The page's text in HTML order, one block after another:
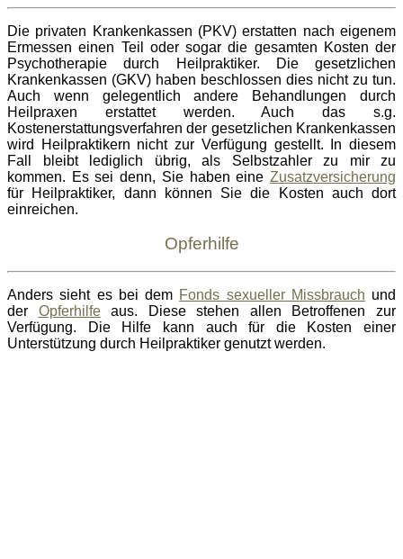
Die privaten Krankenkassen (PKV) erstatten nach eigenem
Ermessen einen Teil oder sogar die gesamten Kosten der
Psychotherapie durch Heilpraktiker. Die gesetzlichen
Krankenkassen (GKV) haben beschlossen dies nicht zu tun.
Auch wenn gelegentlich andere Behandlungen durch
Heilpraxen erstattet werden. Auch das s.g.
Kostenerstattungsverfahren der gesetzlichen Krankenkassen
wird Heilpraktikern nicht zur Verfügung gestellt. In diesem
Fall bleibt lediglich übrig, als Selbstzahler zu mir zu
kommen. Es sei denn, Sie haben eine Zusatzversicherung
für Heilpraktiker, dann können Sie die Kosten auch dort
einreichen.
Opferhilfe
Anders sieht es bei dem Fonds sexueller Missbrauch und
der Opferhilfeaus. Diese stehen allen Betroffenen zur
Verfügung. Die Hilfe kann auch für die Kosten einer
Unterstützung durch Heilpraktiker genutzt werden.